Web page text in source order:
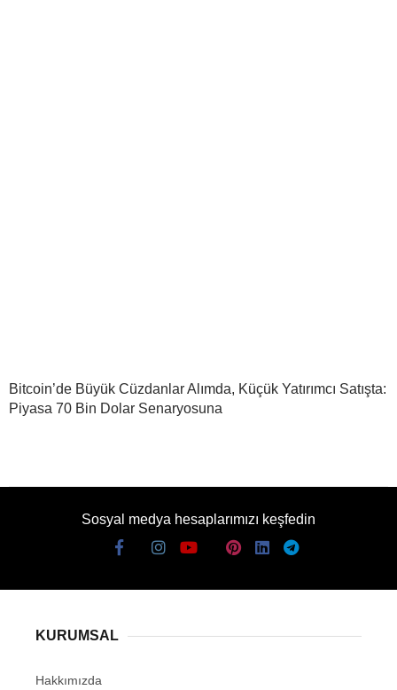
Bitcoin’de Büyük Cüzdanlar Alımda, Küçük Yatırımcı Satışta:
Piyasa 70 Bin Dolar Senaryosuna
Sosyal medya hesaplarımızı keşfedin
KURUMSAL
Hakkımızda